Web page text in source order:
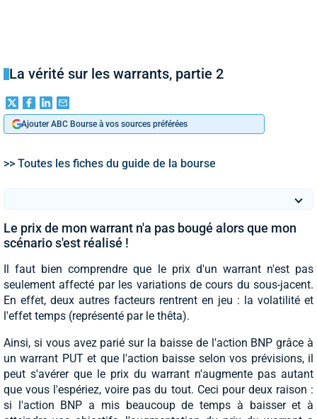
La vérité sur les warrants, partie 2
Ajouter ABC Bourse à vos sources préférées
>> Toutes les fiches du guide de la bourse
Le prix de mon warrant n'a pas bougé alors que mon
scénario s'est réalisé !
Il faut bien comprendre que le prix d'un warrant n'est pas
seulement affecté par les variations de cours du sous-jacent.
En effet, deux autres facteurs rentrent en jeu : la volatilité et
l'effet temps (représenté par le thêta).
Ainsi, si vous avez parié sur la baisse de l'action BNP grâce à
un warrant PUT et que l'action baisse selon vos prévisions, il
peut s'avérer que le prix du warrant n'augmente pas autant
que vous l'espériez, voire pas du tout. Ceci pour deux raison :
si l'action BNP a mis beaucoup de temps à baisser et à